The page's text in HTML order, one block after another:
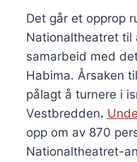
Det går et opprop
Nationaltheatret til
samarbeid med
Habima. Årsaken
pålagt å turnere i
Vestbredden.
opp om av 870
Nationaltheatret-